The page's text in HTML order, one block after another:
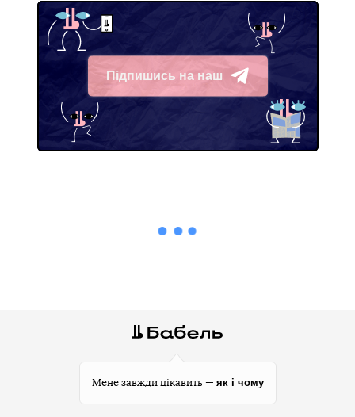
Підпишись на наш
Telegram
Мене завжди цікавить — як і чому